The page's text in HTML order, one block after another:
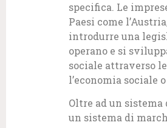
specifica. Le
Paesi come
introdurre una
operano e si
sociale attraverso
l’economia sociale
Oltre ad un
un sistema di